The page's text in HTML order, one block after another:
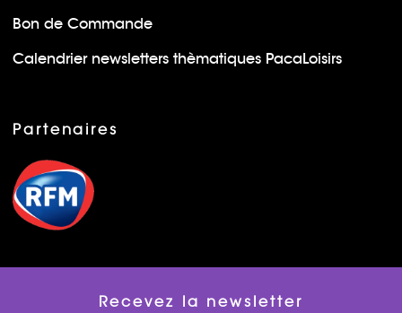
Bon de Commande
Calendrier newsletters thèmatiques PacaLoisirs
Partenaires
Recevez la newsletter